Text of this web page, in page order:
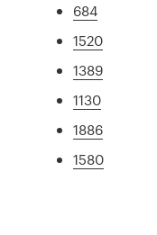
684
1520
1389
1130
1886
1580